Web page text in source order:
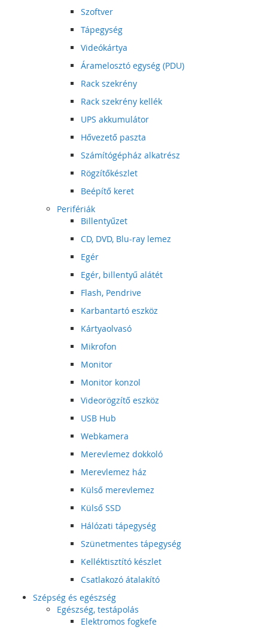
Szoftver
Tápegység
Videókártya
Áramelosztó egység (PDU)
Rack szekrény
Rack szekrény kellék
UPS akkumulátor
Hővezető paszta
Számítógépház alkatrész
Rögzítőkészlet
Beépítő keret
Perifériák
Billentyűzet
CD, DVD, Blu-ray lemez
Egér
Egér, billentyű alátét
Flash, Pendrive
Karbantartó eszköz
Kártyaolvasó
Mikrofon
Monitor
Monitor konzol
Videorögzítő eszköz
USB Hub
Webkamera
Merevlemez dokkoló
Merevlemez ház
Külső merevlemez
Külső SSD
Hálózati tápegység
Szünetmentes tápegység
Kelléktisztító készlet
Csatlakozó átalakító
Szépség és egészség
Egészség, testápolás
Elektromos fogkefe